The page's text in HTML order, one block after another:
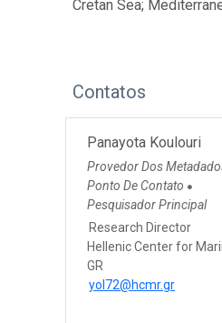
Cretan Sea;
Contatos
Panayota Koulouri
Provedor Dos
Ponto De Contato ●
Pesquisador Principal
Research Director
Hellenic Center for
GR
yol72@hcmr.gr